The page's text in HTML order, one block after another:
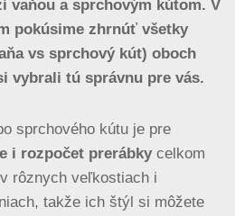
vaňou a sprchovým kútom. V
pokúsime zhrnúť všetky
vs sprchový kút) oboch
vybrali tú správnu pre vás.
sprchového kútu je pre
i rozpočet prerábky celkom
rôznych veľkostiach i
takže ich štýl si môžete